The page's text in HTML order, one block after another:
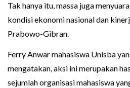
Tak hanya itu, massa juga
kondisi ekonomi nasional dan
Prabowo-Gibran.
Ferry Anwar mahasiswa Unisba
mengatakan, aksi ini merupakan
sejumlah organisasi mahasiswa